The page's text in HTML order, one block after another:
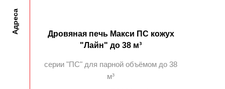
Адреса
Дровяная печь Макси ПС кожух
"Лайн" до 38 м³
серии "ПC" для парной объёмом до 38
м³